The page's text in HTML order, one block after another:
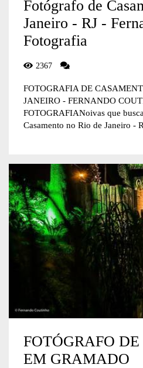
Fotógrafo de
Janeiro - RJ -
Fotografia
2367
FOTOGRAFIA DE
JANEIRO - FERNANDO
FOTOGRAFIANoivas que
Casamento no Rio de Janeiro -
FOTÓGRAFO
EM GRAMADO